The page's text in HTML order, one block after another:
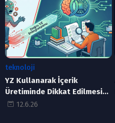
teknoloji
YZ Kullanarak İçerik
Üretiminde Dikkat Edilmesi
Gerekenler
12.6.26